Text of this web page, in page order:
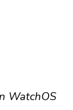
WatchOS